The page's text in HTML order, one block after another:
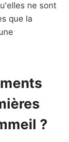
ne sont
que la
?